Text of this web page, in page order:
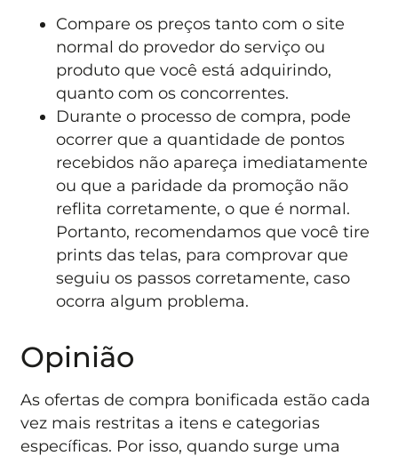
Compare os preços tanto com o site
normal do provedor do serviço ou
produto que você está adquirindo,
quanto com os concorrentes.
Durante o processo de compra, pode
ocorrer que a quantidade de pontos
recebidos não apareça imediatamente
ou que a paridade da promoção não
reflita corretamente, o que é normal.
Portanto, recomendamos que você tire
prints das telas, para comprovar que
seguiu os passos corretamente, caso
ocorra algum problema.
Opinião
As ofertas de compra bonificada estão cada
vez mais restritas a itens e categorias
específicas. Por isso, quando surge uma